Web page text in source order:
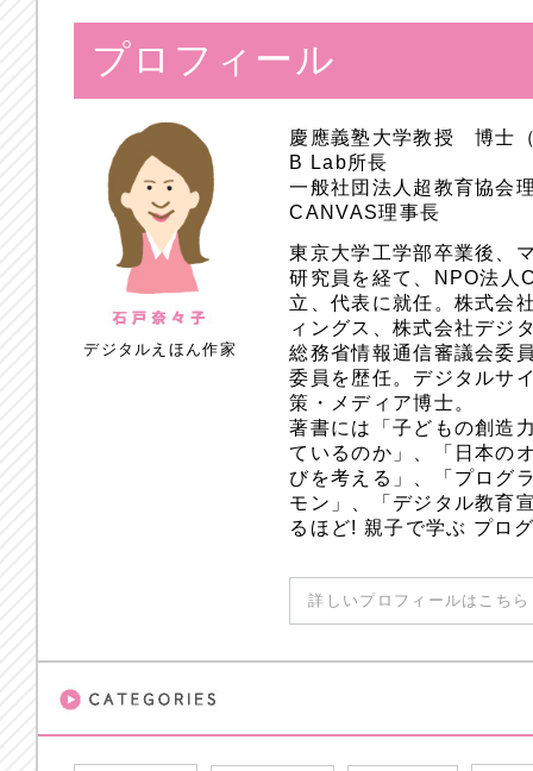
プロフィール
デジタルえほん作家
慶應義塾大学教授 博士
B Lab所長
一般社団法人超教育協会
CANVAS理事長
東京大学工学部卒業後、
研究員を経て、NPO法人
立、代表に就任。株式会
ィングス、株式会社デジ
総務省情報通信審議会委
委員を歴任。デジタルサ
策・メディア博士。
著書には「子どもの創造
ているのか」、「日本の
びを考える」、「プログ
モン」、「デジタル教育
るほど! 親子で学ぶ プロ
詳しいプロフィールはこち